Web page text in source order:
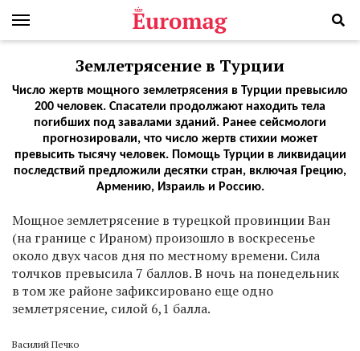
Землетрясение в Турции
Число жертв мощного землетрясения в Турции превысило
200 человек. Спасатели продолжают находить тела
погибших под завалами зданий. Ранее сейсмологи
прогнозировали, что число жертв стихии может
превысить тысячу человек. Помощь Турции в ликвидации
последствий предложили десятки стран, включая Грецию,
Армению, Израиль и Россию.
Мощное землетрясение в турецкой провинции Ван
(на границе с Ираном) произошло в воскресенье
около двух часов дня по местному времени. Сила
толчков превысила 7 баллов. В ночь на понедельник
в том же районе зафиксировано еще одно
землетрясение, силой 6,1 балла.
Василий Печко